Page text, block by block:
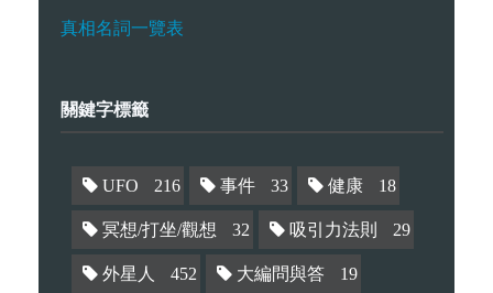
真相名詞一覽表
關鍵字標籤
UFO 216 事件 33 健康 18
冥想/打坐/觀想 32 吸引力法則 29
外星人 452 大編問與答 19